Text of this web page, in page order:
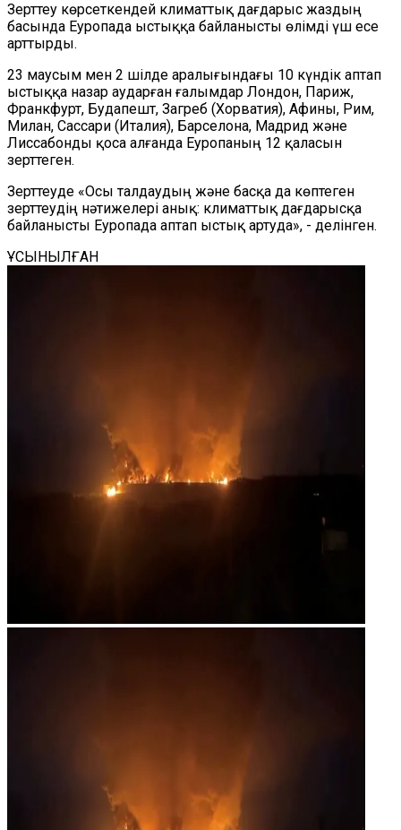
Зерттеу көрсеткендей климаттық дағдарыс жаздың
басында Еуропада ыстыққа байланысты өлімді үш есе
арттырды.
23 маусым мен 2 шілде аралығындағы 10 күндік аптап
ыстыққа назар аударған ғалымдар Лондон, Париж,
Франкфурт, Будапешт, Загреб (Хорватия), Афины, Рим,
Милан, Сассари (Италия), Барселона, Мадрид және
Лиссабонды қоса алғанда Еуропаның 12 қаласын
зерттеген.
Зерттеуде «Осы талдаудың және басқа да көптеген
зерттеудің нәтижелері анық: климаттық дағдарысқа
байланысты Еуропада аптап ыстық артуда», - делінген.
ҰСЫНЫЛҒАН